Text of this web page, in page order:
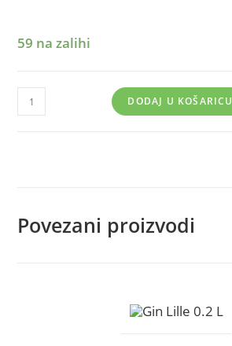
59 na zalihi
DODAJ U KOŠARICU
Povezani proizvodi